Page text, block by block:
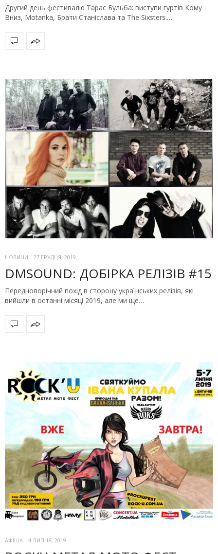
Другий день фестивалю Тарас Бульба: виступи гуртів Кому
Вниз, Motanka, Брати Станіслава та The Sixsters.…
НОВИНИ - 27 ГРУДНЯ, 2019
DMSOUND: ДОБІРКА РЕЛІЗІВ #15
Передноворічний похід в сторону українських релізів, які
вийшли в останні місяці 2019, але ми ще…
АФІША - 4 ЛИПНЯ, 2019